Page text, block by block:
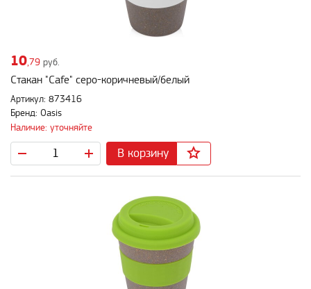
10,79 руб.
Стакан "Cafe" серо-коричневый/белый
Артикул: 873416
Бренд: Oasis
Наличие: уточняйте
В корзину